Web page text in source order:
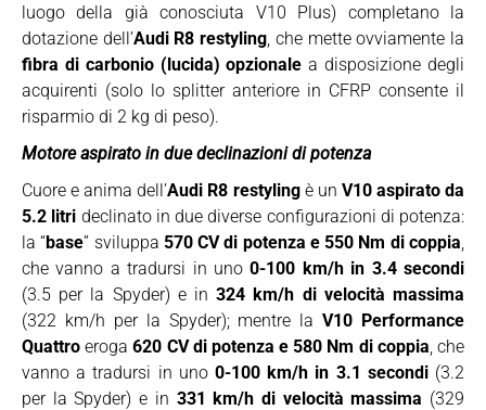
luogo della già conosciuta V10 Plus) completano la
dotazione dell’Audi R8 restyling, che mette ovviamente la
fibra di carbonio (lucida) opzionale a disposizione degli
acquirenti (solo lo splitter anteriore in CFRP consente il
risparmio di 2 kg di peso).
Motore aspirato in due declinazioni di potenza
Cuore e anima dell’Audi R8 restylingè un V10 aspirato da
5.2 litri declinato in due diverse configurazioni di potenza:
la “base” sviluppa 570 CV di potenza e 550 Nm di coppia,
che vanno a tradursi in uno0-100 km/h in 3.4 secondi
(3.5 per la Spyder) e in324 km/h di velocità massima
(322 km/h per la Spyder); mentre laV10 Performance
Quattro eroga620 CV di potenza e 580 Nm di coppia, che
vanno a tradursi in uno 0-100 km/h in 3.1 secondi(3.2
per la Spyder) e in 331 km/h di velocità massima (329